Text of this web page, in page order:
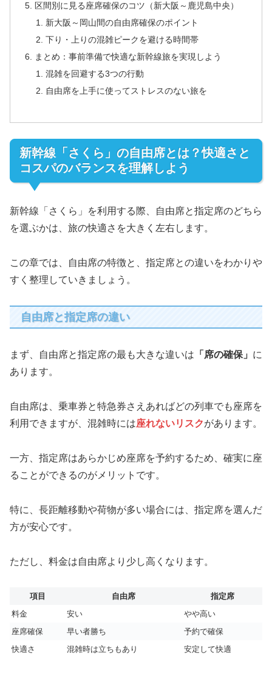
区間別に見る座席確保のコツ（新大阪～鹿児島中央）
新大阪～岡山間の自由席確保のポイント
下り・上りの混雑ピークを避ける時間帯
まとめ：事前準備で快適な新幹線旅を実現しよう
混雑を回避する3つの行動
自由席を上手に使ってストレスのない旅を
新幹線「さくら」の自由席とは？快適さと
コスパのバランスを理解しよう
新幹線「さくら」を利用する際、自由席と指定席のどちら
を選ぶかは、旅の快適さを大きく左右します。
この章では、自由席の特徴と、指定席との違いをわかりや
すく整理していきましょう。
自由席と指定席の違い
まず、自由席と指定席の最も大きな違いは 「席の確保」 に
あります。
自由席は、乗車券と特急券さえあればどの列車でも座席を
利用できますが、混雑時には座れないリスクがあります。
一方、指定席はあらかじめ座席を予約するため、確実に座
ることができるのがメリットです。
特に、長距離移動や荷物が多い場合には、指定席を選んだ
方が安心です。
ただし、料金は自由席より少し高くなります。
項目 自由席
指定席
料金
安い
やや高い
座席確保
早い者勝ち
予約で確保
快適さ
混雑時は立ちもあり 安定して快適